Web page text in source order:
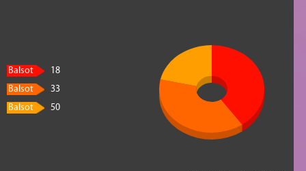
Balsot
18
Balsot
33
Balsot
50